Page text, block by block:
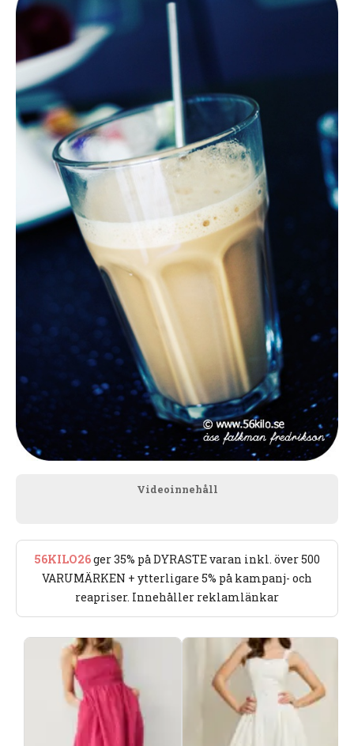
Videoinnehåll
56KILO26ger 35% på DYRASTE varan inkl. över 500
VARUMÄRKEN + ytterligare 5% på kampanj- och
reapriser. Innehåller reklamlänkar